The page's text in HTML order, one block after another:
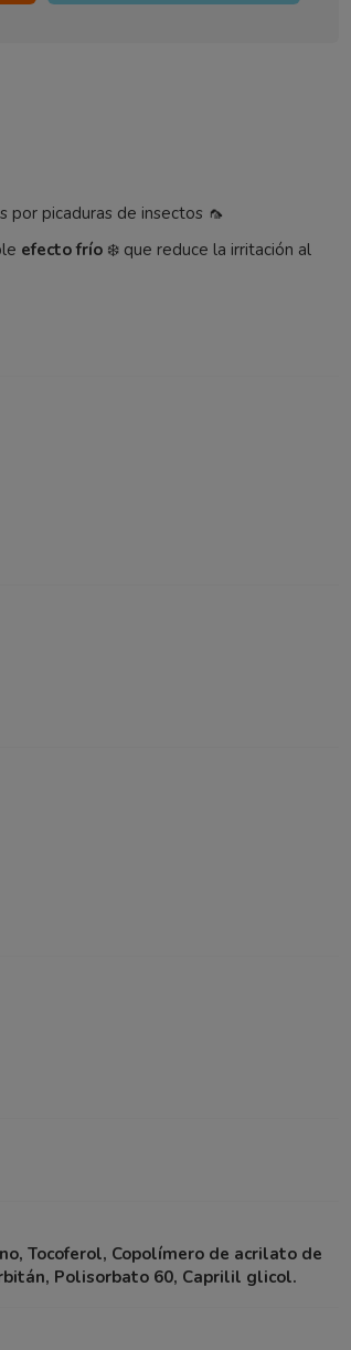
por picaduras de insectos 🦟
efecto frío ❄️ que reduce la irritación al
Tocoferol, Copolímero de acrilato de
Polisorbato 60, Caprilil glicol.